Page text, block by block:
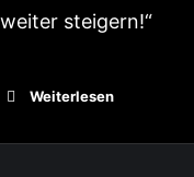
weiter steigern!“
Weiterlesen